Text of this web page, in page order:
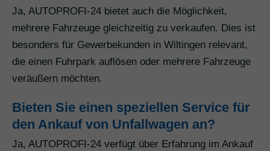
Ja, AUTOPROFI-24 bietet auch die Möglichkeit,
mehrere Fahrzeuge gleichzeitig zu verkaufen. Dies ist
besonders für Gewerbekunden in Wiltingen relevant,
die einen Fuhrpark auflösen oder mehrere Fahrzeuge
veräußern möchten.
Bieten Sie einen speziellen Service für
den Ankauf von Unfallwagen an?
Ja, AUTOPROFI-24 verfügt über Erfahrung im Ankauf